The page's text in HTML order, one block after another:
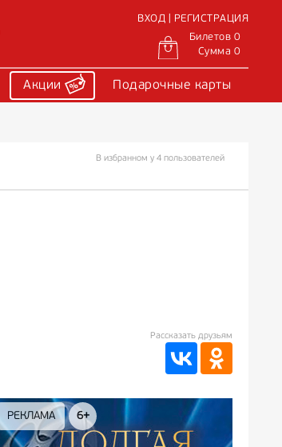
ВХОД | РЕГИСТРАЦИЯ
Билетов 0
Сумма 0
Акции Подарочные карты
В избранном у 4 пользователей
Рассказать друзьям
РЕКЛАМА 6+